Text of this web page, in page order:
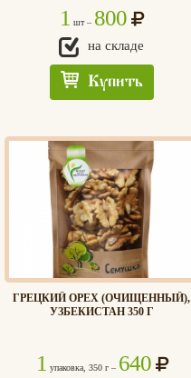
1 шт – 800
на складе
Купить
ГРЕЦКИЙ ОРЕХ (ОЧИЩЕННЫЙ),
УЗБЕКИСТАН 350 Г
1 упаковка, 350 г – 640